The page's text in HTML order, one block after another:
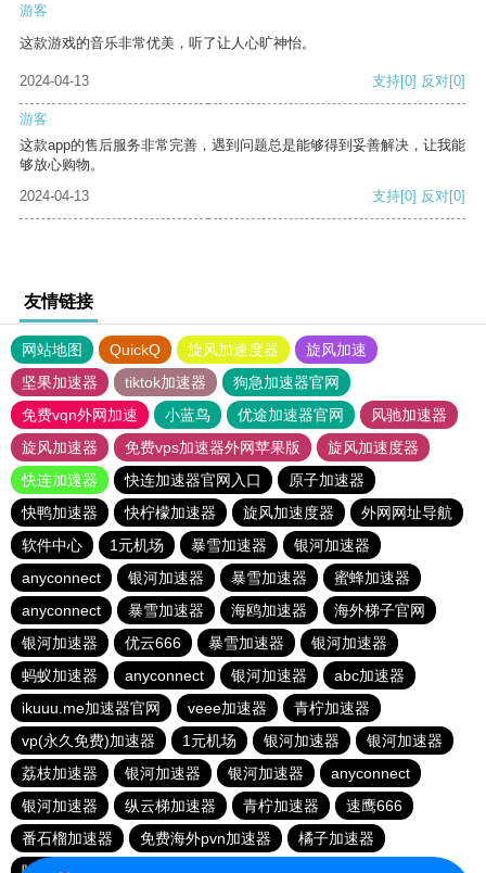
游客
这款游戏的音乐非常优美，听了让人心旷神怡。
2024-04-13 支持[0] 反对[0]
游客
这款app的售后服务非常完善，遇到问题总是能够得到妥善解决，让我能
够放心购物。
2024-04-13
支持[0] 反对[0]
友情链接
网站地图 QuickQ 旋风加速度器
旋风加速
坚果加速器
tiktok加速器
狗急加速器官网
免费vqn外网加速
小蓝鸟 优途加速器官网
风驰加速器
旋风加速器
免费vps加速器外网苹果版
旋风加速度器
快连加速器
快连加速器官网入口
原子加速器
快鸭加速器
快柠檬加速器 旋风加速度器
外网网址导航
软件中心
1元机场 暴雪加速器
银河加速器
anyconnect
银河加速器 暴雪加速器
蜜蜂加速器
anyconnect
暴雪加速器 海鸥加速器
海外梯子官网
银河加速器
优云666 暴雪加速器
银河加速器
蚂蚁加速器
anyconnect 银河加速器
abc加速器
ikuuu.me加速器官网
veee加速器
青柠加速器
vp(永久免费)加速器
1元机场 银河加速器
银河加速器
荔枝加速器
银河加速器 银河加速器
anyconnect
银河加速器
纵云梯加速器 青柠加速器
速鹰666
番石榴加速器
免费海外pvn加速器
橘子加速器